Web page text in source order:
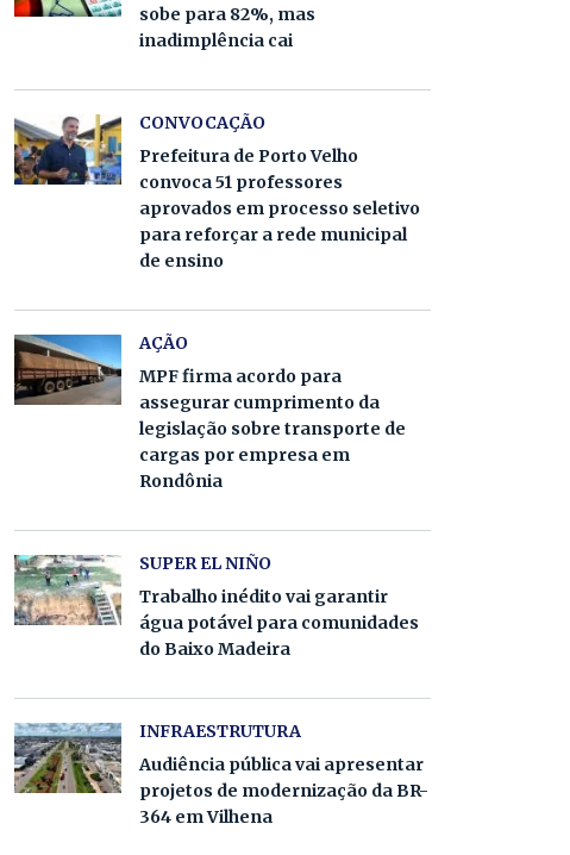
sobe para 82%, mas
inadimplência cai
CONVOCAÇÃO
Prefeitura de Porto Velho
convoca 51 professores
aprovados em processo seletivo
para reforçar a rede municipal
de ensino
AÇÃO
MPF firma acordo para
assegurar cumprimento da
legislação sobre transporte de
cargas por empresa em
Rondônia
SUPER EL NIÑO
Trabalho inédito vai garantir
água potável para comunidades
do Baixo Madeira
INFRAESTRUTURA
Audiência pública vai apresentar
projetos de modernização da BR-
364 em Vilhena